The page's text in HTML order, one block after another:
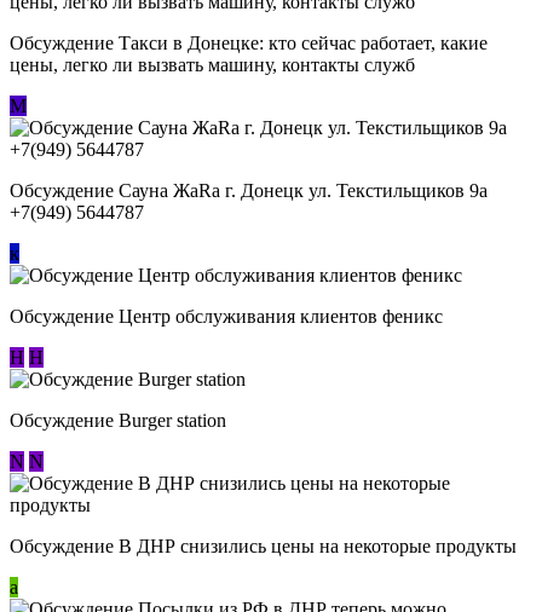
Обсуждение ​Такси в Донецке: кто сейчас работает, какие
цены, легко ли вызвать машину, контакты служб
М
Обсуждение Сауна ЖаRa г. Донецк ул. Текстильщиков 9а
+7(949) 5644787
к
Обсуждение Центр обслуживания клиентов феникс
Н Н
Обсуждение Burger station
N N
Обсуждение В ДНР снизились цены на некоторые продукты
a